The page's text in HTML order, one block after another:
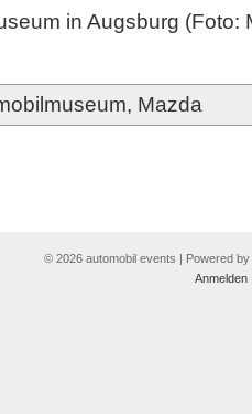
in Augsburg (Foto:
, Mazda
© 2026 automobil events | Powered by
Anmelden|